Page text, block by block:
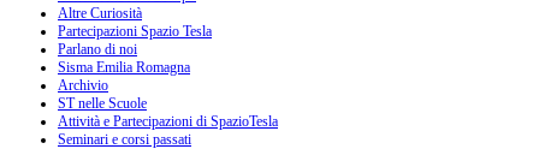
Altre Curiosità
Partecipazioni Spazio Tesla
Parlano di noi
Sisma Emilia Romagna
Archivio
ST nelle Scuole
Attività e Partecipazioni di SpazioTesla
Seminari e corsi passati